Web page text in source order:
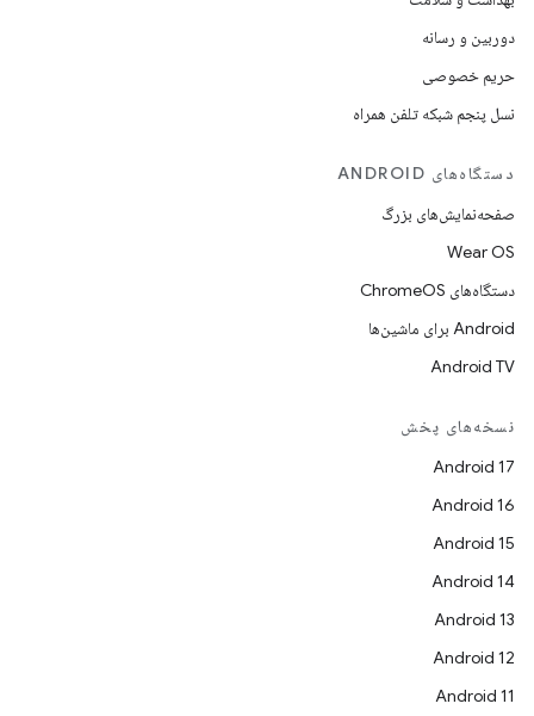
دوربین و رسانه
حریم خصوصی
نسل پنجم شبکه تلفن همراه
دستگاه‌های ANDROID
صفحه‌نمایش‌های بزرگ
Wear OS
دستگاه‌های ChromeOS
Android برای ماشین‌ها
Android TV
نسخه‌های پخش
Android 17
Android 16
Android 15
Android 14
Android 13
Android 12
Android 11